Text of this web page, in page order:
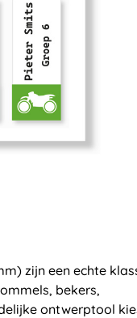
zijn een echte
bekers,
ontwerptool